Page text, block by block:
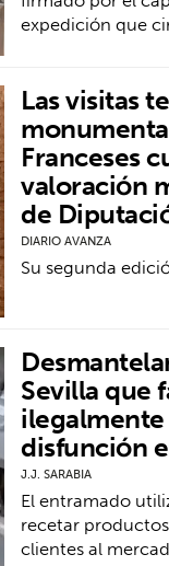
expedición que
Las visitas
Franceses
valoración
de
DIARIO AVANZA
Su segunda
Sevilla que
disfunción
J.J. SARABIA
El entramado
recetar
clientes al